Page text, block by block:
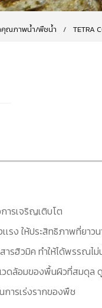
ณภาพน้ำ/พืชน้ำ TETRA
ารเจริญเติบโต
รง ให้ประสิทธิภาพที่ยาว
รฮิวมิค ทำให้ได้พรรณไม่
ดล้อมของพื้นผิวที่สมดุล ดู
การเร่งรากของพืช